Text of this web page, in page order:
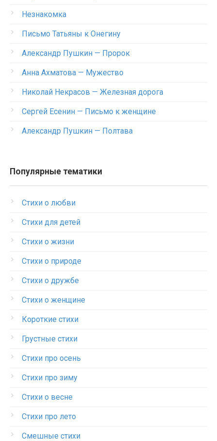
Незнакомка
Письмо Татьяны к Онегину
Александр Пушкин — Пророк
Анна Ахматова — Мужество
Николай Некрасов — Железная дорога
Сергей Есенин — Письмо к женщине
Александр Пушкин — Полтава
Популярные тематики
Стихи о любви
Стихи для детей
Стихи о жизни
Стихи о природе
Стихи о дружбе
Стихи о женщине
Короткие стихи
Грустные стихи
Стихи про осень
Стихи про зиму
Стихи о весне
Стихи про лето
Смешные стихи